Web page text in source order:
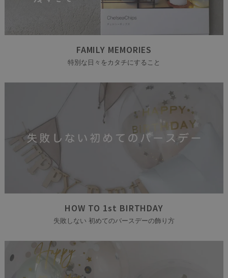
FAMILY MEMORIES
特別な日々をカタチにすること
HOW TO 1st BIRTHDAY
失敗しない 初めてのバースデーの飾り方